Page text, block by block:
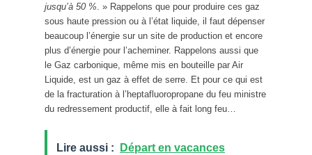
jusqu’à 50 % . » Rappelons que pour produire ces gaz
sous haute pression ou à l’état liquide, il faut dépenser
beaucoup l’énergie sur un site de production et encore
plus d’énergie pour l’acheminer. Rappelons aussi que
le Gaz carbonique, même mis en bouteille par Air
Liquide, est un gaz à effet de serre. Et pour ce qui est
de la fracturation à l’heptafluoropropane du feu ministre
du redressement productif, elle à fait long feu…
Lire aussi : Départ en vacances